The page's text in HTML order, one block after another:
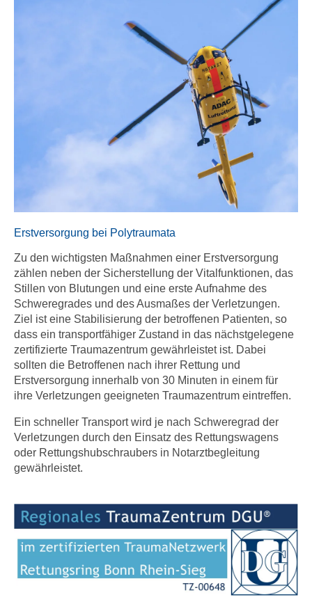
Erstversorgung bei Polytraumata
Zu den wichtigsten Maßnahmen einer Erstversorgung
zählen neben der Sicherstellung der Vitalfunktionen, das
Stillen von Blutungen und eine erste Aufnahme des
Schweregrades und des Ausmaßes der Verletzungen.
Ziel ist eine Stabilisierung der betroffenen Patienten, so
dass ein transportfähiger Zustand in das nächstgelegene
zertifizierte Traumazentrum gewährleistet ist. Dabei
sollten die Betroffenen nach ihrer Rettung und
Erstversorgung innerhalb von 30 Minuten in einem für
ihre Verletzungen geeigneten Traumazentrum eintreffen.
Ein schneller Transport wird je nach Schweregrad der
Verletzungen durch den Einsatz des Rettungswagens
oder Rettungshubschraubers in Notarztbegleitung
gewährleistet.